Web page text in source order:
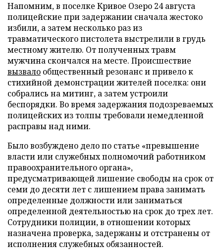
Напомним, в поселке Кривое Озеро 24 августа
полицейские при задержании сначала жестоко
избили, а затем несколько раз из
травматического пистолета выстрелили в грудь
местному жителю. От полученных травм
мужчина скончался на месте. Происшествие
вызвало общественный резонанс и привело к
стихийной демонстрации жителей поселка: они
собрались на митинг, а затем устроили
беспорядки. Во время задержания подозреваемых
полицейских из толпы требовали немедленной
расправы над ними.
Было возбуждено дело по статье «превышение
власти или служебных полномочий работником
правоохранительного органа»,
предусматривающей лишение свободы на срок от
семи до десяти лет с лишением права занимать
определенные должности или заниматься
определенной деятельностью на срок до трех лет.
Сотрудники полиции, в отношении которых
назначена проверка, задержаны и отстранены от
исполнения служебных обязанностей.